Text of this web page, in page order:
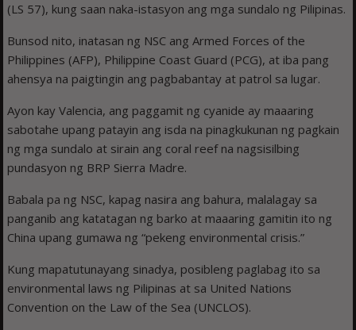
(LS 57), kung saan naka-istasyon ang mga sundalo ng Pilipinas.
Bunsod nito, inatasan ng NSC ang Armed Forces of the
Philippines (AFP), Philippine Coast Guard (PCG), at iba pang
ahensya na paigtingin ang pagbabantay at patrol sa lugar.
Ayon kay Valencia, ang paggamit ng cyanide ay maaaring
sabotahe upang patayin ang isda na pinagkukunan ng pagkain
ng mga sundalo at sirain ang coral reef na nagsisilbing
pundasyon ng BRP Sierra Madre.
Babala pa ng NSC, kapag nasira ang bahura, malalagay sa
panganib ang katatagan ng barko at maaaring gamitin ito ng
China upang gumawa ng “pekeng environmental crisis.”
Kung mapatutunayang sinadya, posibleng paglabag ito sa
environmental laws ng Pilipinas at sa United Nations
Convention on the Law of the Sea (UNCLOS).